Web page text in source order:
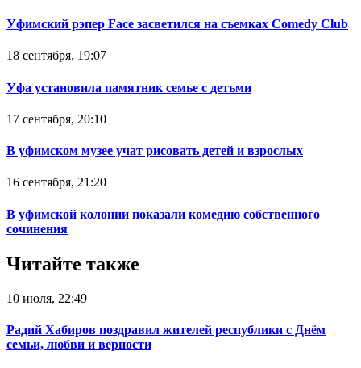
Уфимский рэпер Face засветился на съемках Comedy Club
18 сентября, 19:07
Уфа установила памятник семье с детьми
17 сентября, 20:10
В уфимском музее учат рисовать детей и взрослых
16 сентября, 21:20
В уфимской колонии показали комедию собственного
сочинения
Читайте также
10 июля, 22:49
Радий Хабиров поздравил жителей республики с Днём
семьи, любви и верности